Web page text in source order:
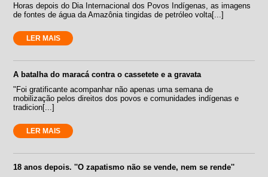
Horas depois do Dia Internacional dos Povos Indígenas, as imagens
de fontes de água da Amazônia tingidas de petróleo volta[...]
LER MAIS
A batalha do maracá contra o cassetete e a gravata
"Foi gratificante acompanhar não apenas uma semana de
mobilização pelos direitos dos povos e comunidades indígenas e
tradicion[...]
LER MAIS
18 anos depois. ''O zapatismo não se vende, nem se rende''